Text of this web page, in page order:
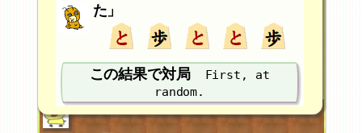
た」
この結果で対局
First, at
random.